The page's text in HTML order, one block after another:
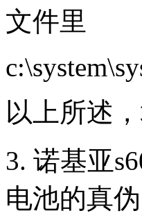
文件里
以上所述
3. 诺基亚
电池的真